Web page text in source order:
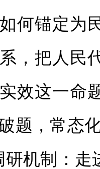
何锚定为
，把人民
效这一命
题，常态
研机制：